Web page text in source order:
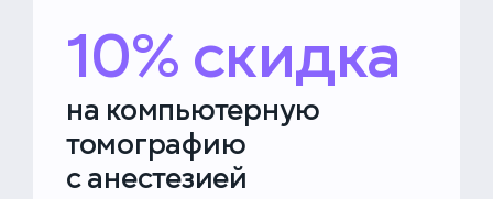
10% скидка
на компьютерную
томографию
с анестезией